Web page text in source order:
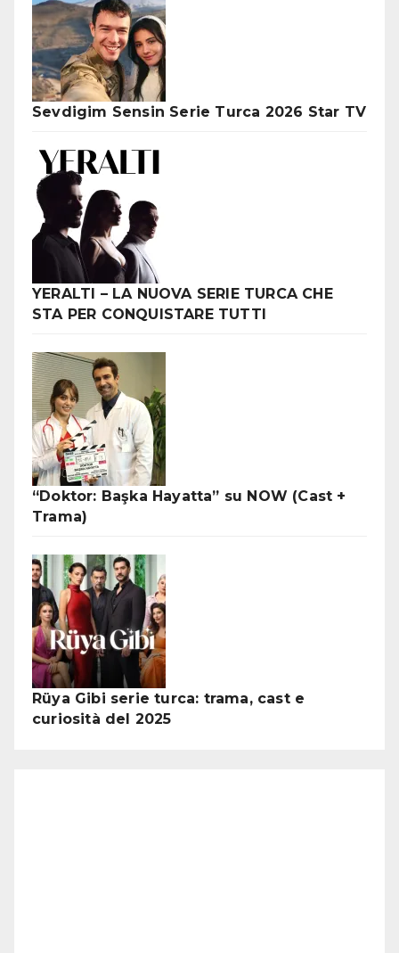
Sevdigim Sensin Serie Turca 2026 Star TV
YERALTI – LA NUOVA SERIE TURCA CHE
STA PER CONQUISTARE TUTTI
“Doktor: Başka Hayatta” su NOW (Cast +
Trama)
Rüya Gibi serie turca: trama, cast e
curiosità del 2025